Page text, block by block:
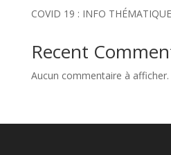
COVID 19 : INFO
Recent
Aucun commentaire à afficher.